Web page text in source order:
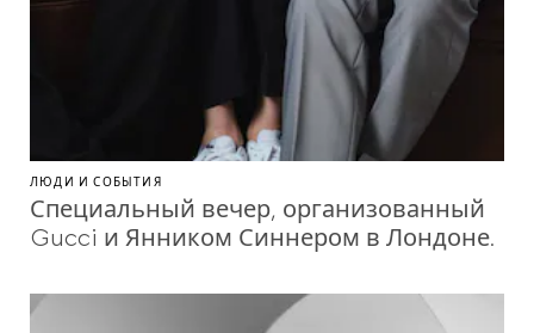
ЛЮДИ И СОБЫТИЯ
Специальный вечер, организованный
Gucci и Янником Синнером в Лондоне.